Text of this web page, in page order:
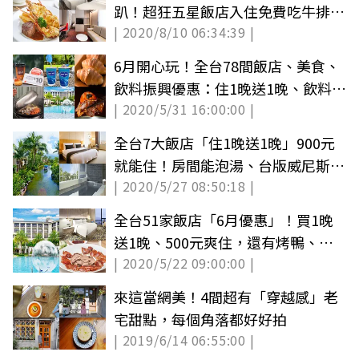
趴！超狂五星飯店入住免費吃牛排、
烤龍蝦
| 2020/8/10 06:34:39 |
6月開心玩！全台78間飯店、美食、
飲料振興優惠：住1晚送1晚、飲料第
2杯0元
| 2020/5/31 16:00:00 |
全台7大飯店「住1晚送1晚」900元
就能住！房間能泡湯、台版威尼斯打
卡
| 2020/5/27 08:50:18 |
全台51家飯店「6月優惠」！買1晚
送1晚、500元爽住，還有烤鴨、牛
排免費吃
| 2020/5/22 09:00:00 |
來這當網美！4間超有「穿越感」老
宅甜點，每個角落都好好拍
| 2019/6/14 06:55:00 |